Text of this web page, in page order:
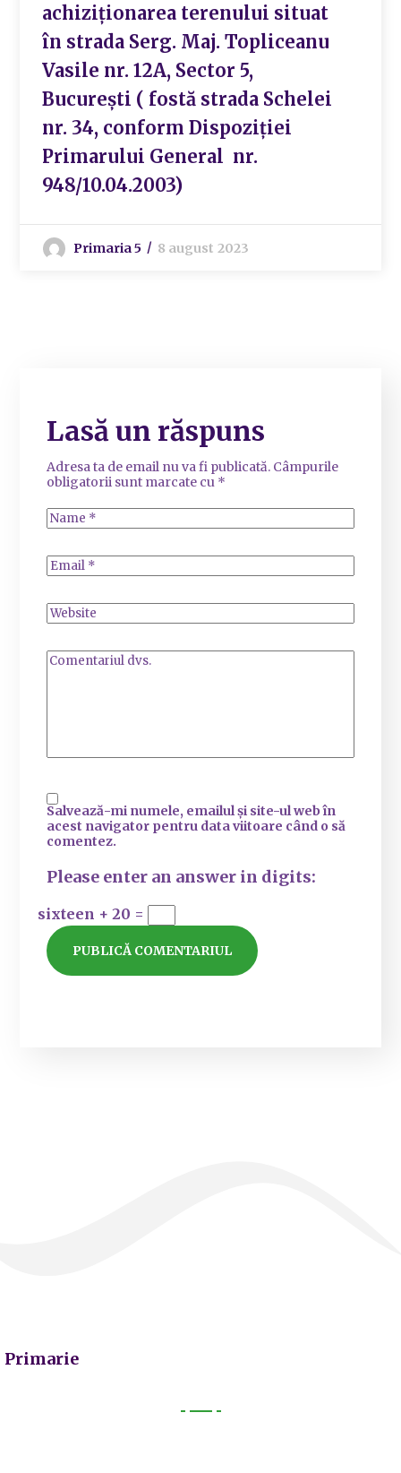
achiziționarea terenului situat
în strada Serg. Maj. Topliceanu
Vasile nr. 12A, Sector 5,
București ( fostă strada Schelei
nr. 34, conform Dispoziției
Primarului General nr.
948/10.04.2003)
Primaria 5 8 august 2023
Lasă un răspuns
Adresa ta de email nu va fi publicată. Câmpurile
obligatorii sunt marcate cu *
Salvează-mi numele, emailul și site-ul web în
acest navigator pentru data viitoare când o să
comentez.
Please enter an answer in digits:
sixteen + 20 =
Primarie